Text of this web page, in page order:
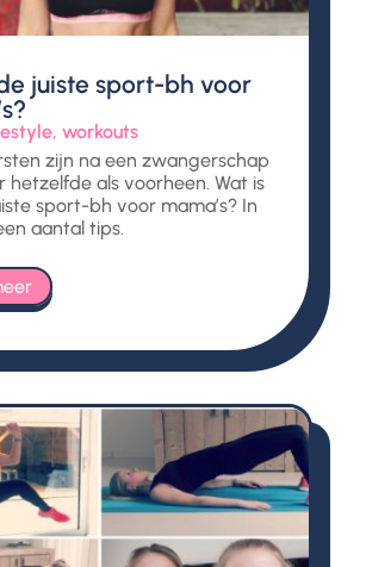
juiste sport-bh voor
, workouts
zijn na een zwangerschap
hetzelfde als voorheen. Wat is
sport-bh voor mama’s? In
aantal tips.